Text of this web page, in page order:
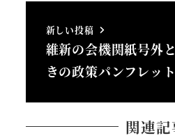
新しい投稿
維新の会機関紙号外
きの政策パンフレッ
関連記